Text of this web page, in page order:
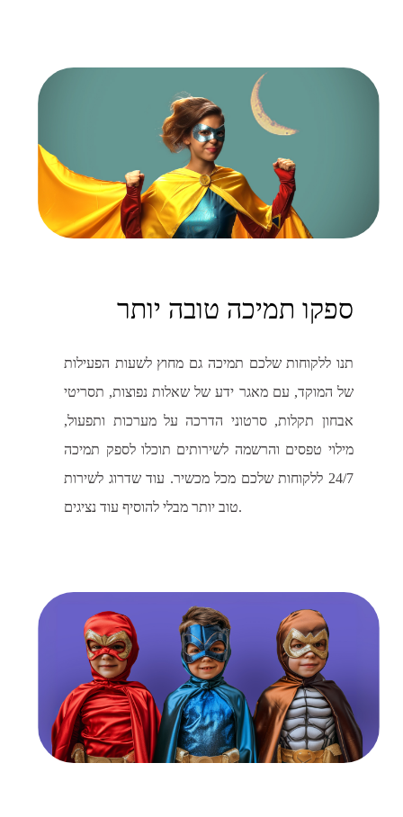
ספקו תמיכה טובה יותר
תנו ללקוחות שלכם תמיכה גם מחוץ לשעות הפעילות
של המוקד, עם מאגר ידע של שאלות נפוצות, תסריטי
אבחון תקלות, סרטוני הדרכה על מערכות ותפעול,
מילוי טפסים והרשמה לשירותים תוכלו לספק תמיכה
24/7 ללקוחות שלכם מכל מכשיר. עוד שדרוג לשירות
טוב יותר מבלי להוסיף עוד נציגים.